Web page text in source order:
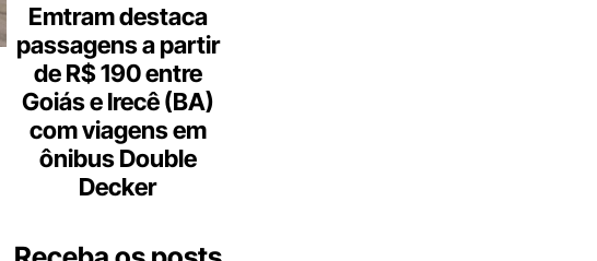
Emtram destaca
passagens a partir
de R$ 190 entre
Goiás e Irecê (BA)
com viagens em
ônibus Double
Decker